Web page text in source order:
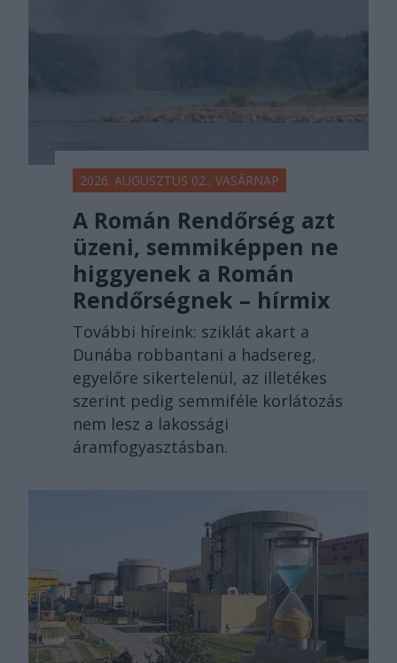
2026. AUGUSZTUS 02., VASÁRNAP
A Román Rendőrség azt
üzeni, semmiképpen ne
higgyenek a Román
Rendőrségnek – hírmix
További híreink: sziklát akart a
Dunába robbantani a hadsereg,
egyelőre sikertelenül, az illetékes
szerint pedig semmiféle korlátozás
nem lesz a lakossági
áramfogyasztásban.